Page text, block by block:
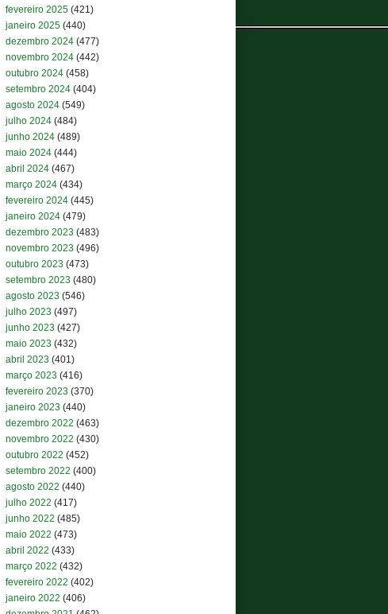
fevereiro 2025 (421)
janeiro 2025 (440)
dezembro 2024 (477)
novembro 2024 (442)
outubro 2024 (458)
setembro 2024 (404)
agosto 2024 (549)
julho 2024 (484)
junho 2024 (489)
maio 2024 (444)
abril 2024 (467)
março 2024 (434)
fevereiro 2024 (445)
janeiro 2024 (479)
dezembro 2023 (483)
novembro 2023 (496)
outubro 2023 (473)
setembro 2023 (480)
agosto 2023 (546)
julho 2023 (497)
junho 2023 (427)
maio 2023 (432)
abril 2023 (401)
março 2023 (416)
fevereiro 2023 (370)
janeiro 2023 (440)
dezembro 2022 (463)
novembro 2022 (430)
outubro 2022 (452)
setembro 2022 (400)
agosto 2022 (440)
julho 2022 (417)
junho 2022 (485)
maio 2022 (473)
abril 2022 (433)
março 2022 (432)
fevereiro 2022 (402)
janeiro 2022 (406)